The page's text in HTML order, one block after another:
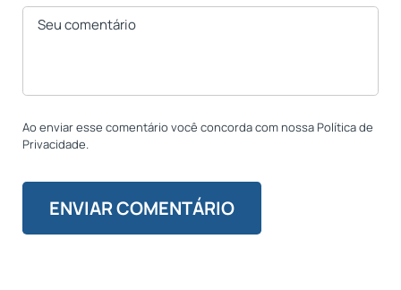
Ao enviar esse comentário você concorda com nossa Política de
Privacidade.